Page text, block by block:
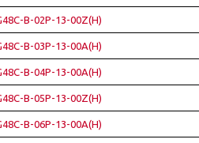
B-02P-13-00Z(H)
B-03P-13-00A(H)
B-04P-13-00A(H)
B-05P-13-00Z(H)
B-06P-13-00A(H)